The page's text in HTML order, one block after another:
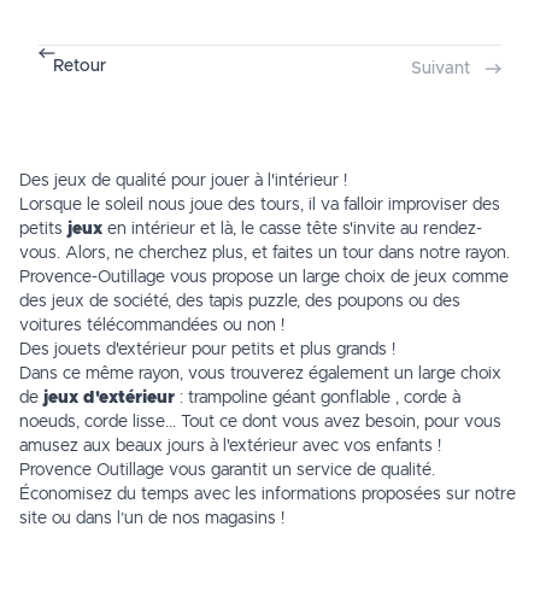
Retour Suivant
Des jeux de qualité pour jouer à l'intérieur !
Lorsque le soleil nous joue des tours, il va falloir improviser des
petits jeux en intérieur et là, le casse tête s'invite au rendez-
vous. Alors, ne cherchez plus, et faites un tour dans notre rayon
Provence-Outillage vous propose un large choix de jeux comme
des jeux de société, des tapis puzzle, des poupons ou des
voitures télécommandées ou non !
Des jouets d'extérieur pour petits et plus grands !
Dans ce même rayon, vous trouverez également un large choix
de jeux d'extérieur : trampoline géant gonflable , corde à
noeuds, corde lisse... Tout ce dont vous avez besoin, pour vous
amusez aux beaux jours à l'extérieur avec vos enfants !
Provence Outillage vous garantit un service de qualité.
Économisez du temps avec les informations proposées sur notre
site ou dans l’un de nos magasins !